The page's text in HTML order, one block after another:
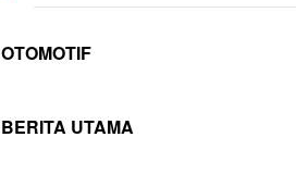
OTOMOTIF
BERITA UTAMA